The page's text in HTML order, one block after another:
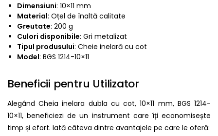
Dimensiuni: 10×11 mm
Material: Oțel de înaltă calitate
Greutate: 200 g
Culori disponibile: Gri metalizat
Tipul produsului: Cheie inelară cu cot
Model: BGS 1214-10×11
Beneficii pentru Utilizator
Alegând Cheia inelara dubla cu cot, 10×11 mm, BGS 1214-
10×11, beneficiezi de un instrument care îți economisește
timp și efort. Iată câteva dintre avantajele pe care le oferă: